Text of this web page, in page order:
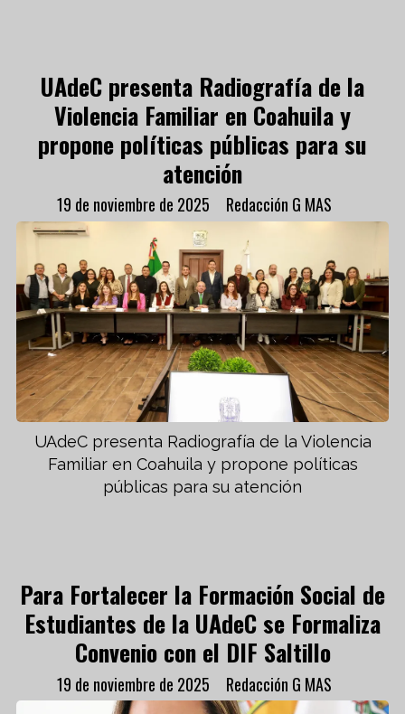
UAdeC presenta Radiografía de la
Violencia Familiar en Coahuila y
propone políticas públicas para su
atención
Redacción G MAS
19 de noviembre de 2025
UAdeC presenta Radiografía de la Violencia
Familiar en Coahuila y propone políticas
públicas para su atención
Para Fortalecer la Formación Social de
Estudiantes de la UAdeC se Formaliza
Convenio con el DIF Saltillo
Redacción G MAS
19 de noviembre de 2025